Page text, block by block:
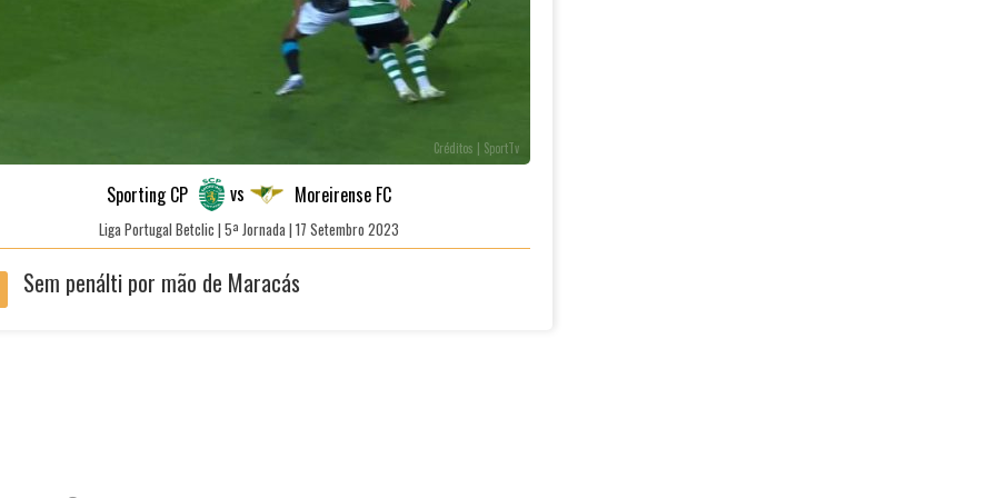
Créditos | SportTv
Sporting CP vs Moreirense FC
Liga Portugal Betclic | 5ª Jornada | 17 Setembro 2023
Sem penálti por mão de Maracás